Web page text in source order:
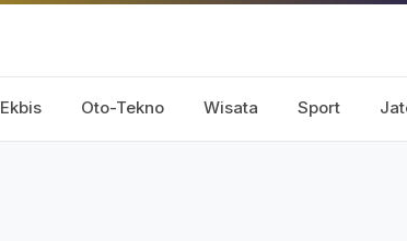
Ekbis Oto-Tekno Wisata Sport